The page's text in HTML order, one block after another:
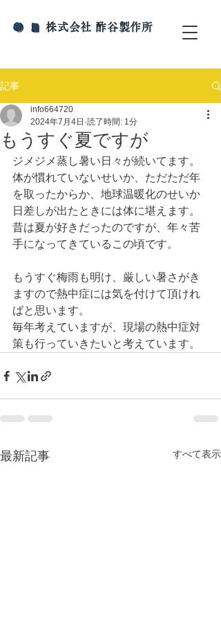
​株式会社 酢谷製作所
記事
もうすぐ夏ですが
info664720
2024年7月4日 読了時間: 1分
ジメジメ蒸し暑い日々が続いてます。
体が慣れていないせいか、ただただ年
を取ったからか、地球温暖化のせいか
日差しが出たときには体に堪えます。
昔は夏が好きだったのですが、年々苦
手になってきているこの頃です。
もうすぐ梅雨も明け、厳しい暑さがき
ますので熱中症には気を付けて頂けれ
ばと思います。
毎年考えていますが、現場の熱中症対
策も行っていきたいと考えています。
最新記事 すべて表示